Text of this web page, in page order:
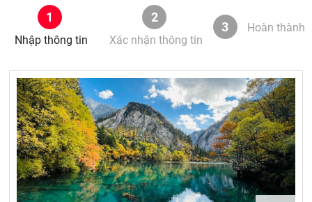
1
Nhập thông tin
2
Xác nhận thông tin
3 Hoàn thành